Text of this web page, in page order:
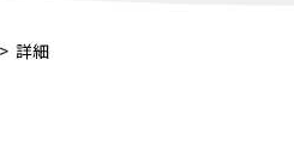
> 詳細